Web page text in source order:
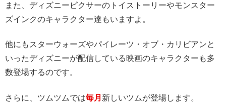
また、ディズニーピクサーのトイストーリーやモンスター
ズインクのキャラクター達もいますよ。
他にもスターウォーズやパイレーツ・オブ・カリビアンと
いったディズニーが配信している映画のキャラクターも多
数登場するのです。
さらに、ツムツムでは毎月 新しいツムが登場します。